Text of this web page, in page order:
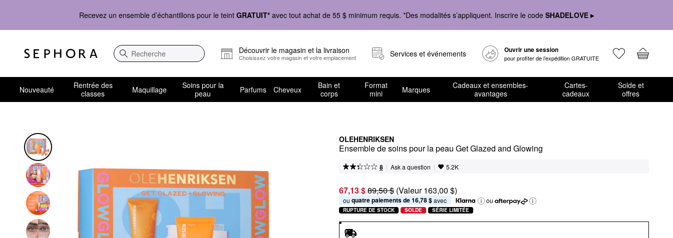
Recevez un ensemble d’échantillons pour le teint GRATUIT* avec tout achat de 55 $ minimum requis. *Des modalités s’appliquent. Inscrire le code SHADELOVE ▸
Recherche
Découvrir le magasin et la livraison
Choisissez votre magasin et votre emplacement Services et événements Ouvrir une session
pour profiter de l’expédition GRATUITE
Nouveauté
Rentrée des
classes
Maquillage
Soins pour la
peau
Parfums Cheveux
Bain et
corps
Format
mini
Marques
Cadeaux et ensembles-
avantages
Cartes-
cadeaux
Solde et
offres
OLEHENRIKSEN
Ensemble de soins pour la peau Get Glazed and Glowing
8 | Ask a question | 5.2K
67,13 $89,50 $ (Valeur 163,00 $)
ou quatre paiements de 16,78 $ avec ou
RUPTURE DE STOCK SOLDE SÉRIE LIMITÉE